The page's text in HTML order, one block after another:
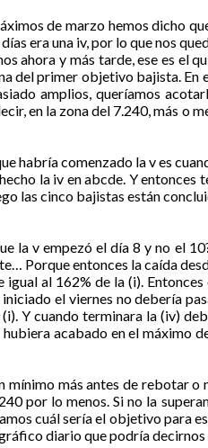
de marzo hemos dicho
era una iv, por lo que nos
ahora y más tarde, ese es el
del primer objetivo bajista.
amplios, queríamos
en la zona del 7.240, más o
habría comenzado la v es
la iv en abcde. Y
las cinco bajistas están
la v empezó el día 8 y no el
Porque entonces la caída
al 162% de la (i).
el viernes no debería
Y cuando terminara la (iv)
acabado en el máximo
mínimo más antes de rebotar
por lo menos. Si no la
cuál sería el objetivo para
diario que podría